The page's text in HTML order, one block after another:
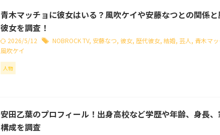
青木マッチョに彼女はいる？風吹ケイや安藤なつとの関係
彼女を調査！
2026/5/12 NOBROCK TV, 安藤なつ, 彼女, 歴代彼女, 結婚, 芸人, 青木マッ
風吹ケイ
人物
安田乙葉のプロフィール！出身高校など学歴や年齢、身長
構成を調査